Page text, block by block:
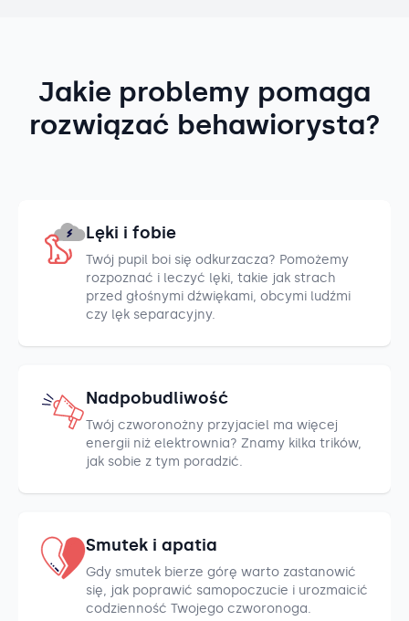
Jakie problemy pomaga
rozwiązać behawiorysta?
Lęki i fobie
Twój pupil boi się odkurzacza? Pomożemy
rozpoznać i leczyć lęki, takie jak strach
przed głośnymi dźwiękami, obcymi ludźmi
czy lęk separacyjny.
Nadpobudliwość
Twój czworonożny przyjaciel ma więcej
energii niż elektrownia? Znamy kilka trików,
jak sobie z tym poradzić.
Smutek i apatia
Gdy smutek bierze górę warto zastanowić
się, jak poprawić samopoczucie i urozmaicić
codzienność Twojego czworonoga.